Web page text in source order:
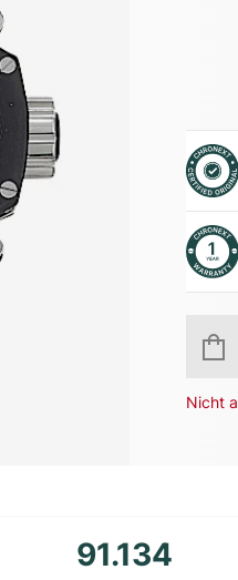
Nicht
91.134